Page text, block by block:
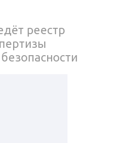
реестр